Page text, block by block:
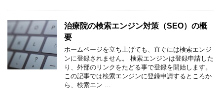
治療院の検索エンジン対策（SEO）の概
要
ホームページを立ち上げても、直ぐには検索エンジ
ンに登録されません。 検索エンジンは登録申請した
り、外部のリンクをたどる事で登録を開始します。
この記事では検索エンジンに登録申請するところか
ら、検索エン …